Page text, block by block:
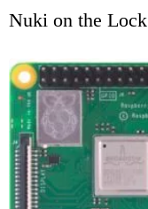
Nuki on the Lock